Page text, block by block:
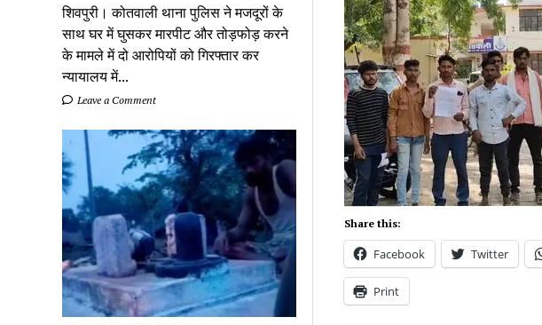
शिवपुरी। कोतवाली थाना पुलिस ने मजदूरों के
साथ घर में घुसकर मारपीट और तोड़फोड़ करने
के मामले में दो आरोपियों को गिरफ्तार कर
न्यायालय में...
Leave a Comment
Share this:
Facebook Twitter
Print